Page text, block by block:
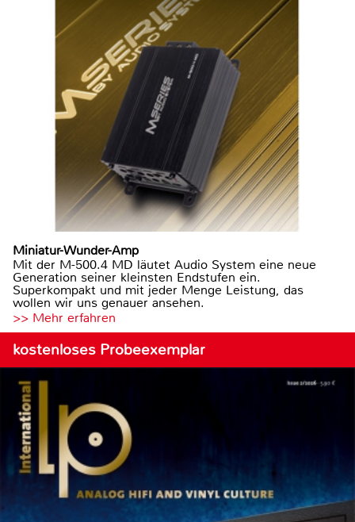
Miniatur-Wunder-Amp
Mit der M-500.4 MD läutet Audio System eine neue
Generation seiner kleinsten Endstufen ein.
Superkompakt und mit jeder Menge Leistung, das
wollen wir uns genauer ansehen.
>> Mehr erfahren
kostenloses Probeexemplar